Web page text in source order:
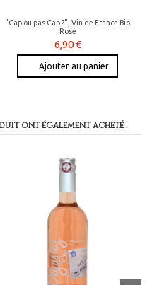
"Cap ou pas Cap ?", Vin de France Bio
Rosé
6,90 €
Ajouter au panier
ont également acheté :